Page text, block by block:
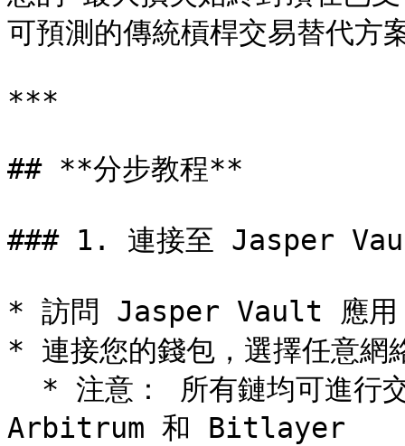
可預測的傳統槓桿交易替代方
***
## **分步教程**
### 1. 連接至 Jasper
* 訪問 Jasper Vault 應用
* 連接您的錢包，選擇任意網
Arbitrum 和 Bitlayer